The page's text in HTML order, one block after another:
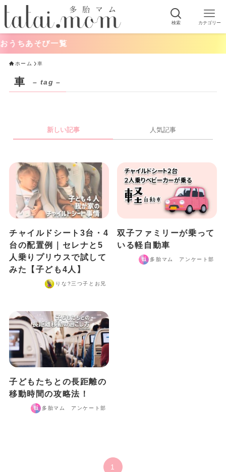
検索 カテゴリー
ちあそび一覧
ホーム 車
車 – tag –
新しい記事 人気記事
チャイルドシート3台・4
台の配置例｜セレナと5
人乗りプリウスで試して
みた【子ども4人】
りな?️三つ子とお兄
双子ファミリーが乗って
いる軽自動車
多胎マム アンケート部
子どもたちとの長距離の
移動時間の攻略法！
多胎マム アンケート部
1